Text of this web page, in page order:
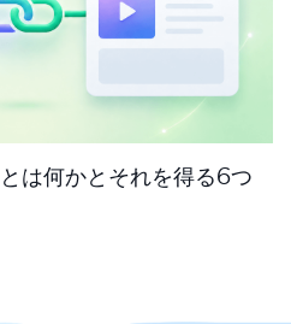
は何かとそれを得る6つ